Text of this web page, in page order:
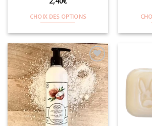
CHOIX DES OPTIONS
a
plusieurs
variations.
Les
options
peuvent
être
choisies
Ajouter
à la
wishlist